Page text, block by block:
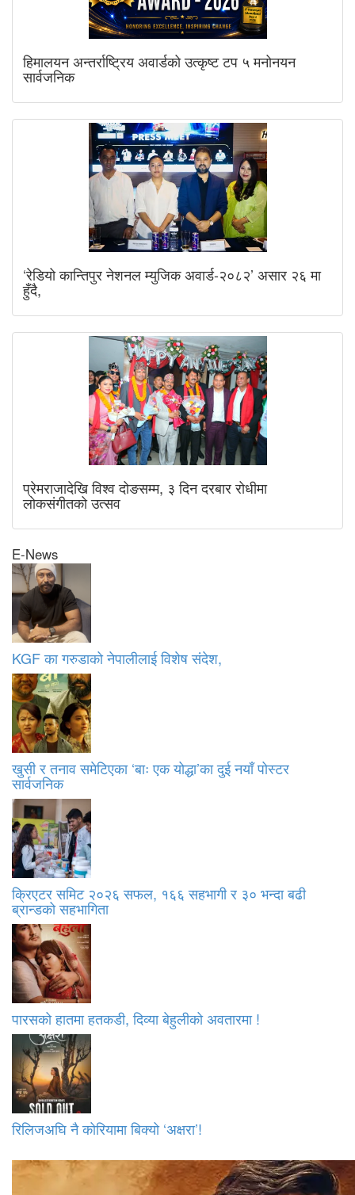
हिमालयन अन्तर्राष्ट्रिय अवार्डको उत्कृष्ट टप ५ मनोनयन
सार्वजनिक
‘रेडियो कान्तिपुर नेशनल म्युजिक अवार्ड-२०८२’ असार २६ मा
हुँदै,
प्रेमराजादेखि विश्व दोङसम्म, ३ दिन दरबार रोधीमा
लोकसंगीतको उत्सव
E-News
KGF का गरुडाको नेपालीलाई विशेष संदेश,
खुसी र तनाव समेटिएका ‘बाः एक योद्धा’का दुई नयाँ पोस्टर
सार्वजनिक
क्रिएटर समिट २०२६ सफल, १६६ सहभागी र ३० भन्दा बढी
ब्रान्डको सहभागिता
पारसको हातमा हतकडी, दिव्या बेहुलीको अवतारमा !
रिलिजअघि नै कोरियामा बिक्यो ‘अक्षरा’!